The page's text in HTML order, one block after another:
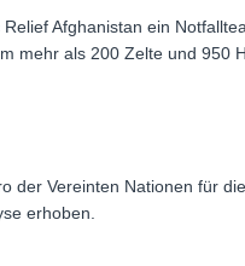
Afghanistan ein
mehr als 200 Zelte und 950
der Vereinten Nationen für
erhoben.